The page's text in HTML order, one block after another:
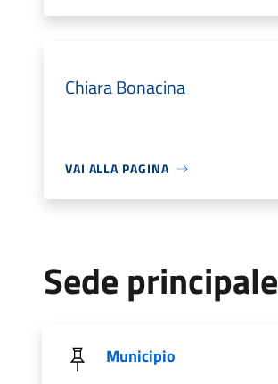
Chiara Bonacina
VAI ALLA PAGINA
Sede principale
Municipio